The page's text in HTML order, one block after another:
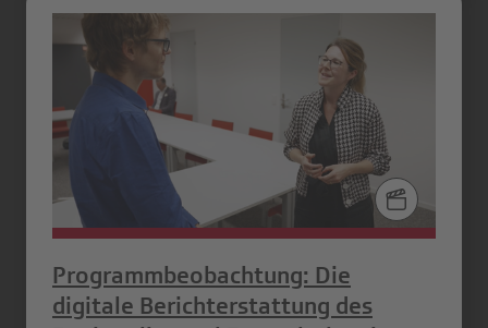
Programmbeobachtung: Die
digitale Berichterstattung des